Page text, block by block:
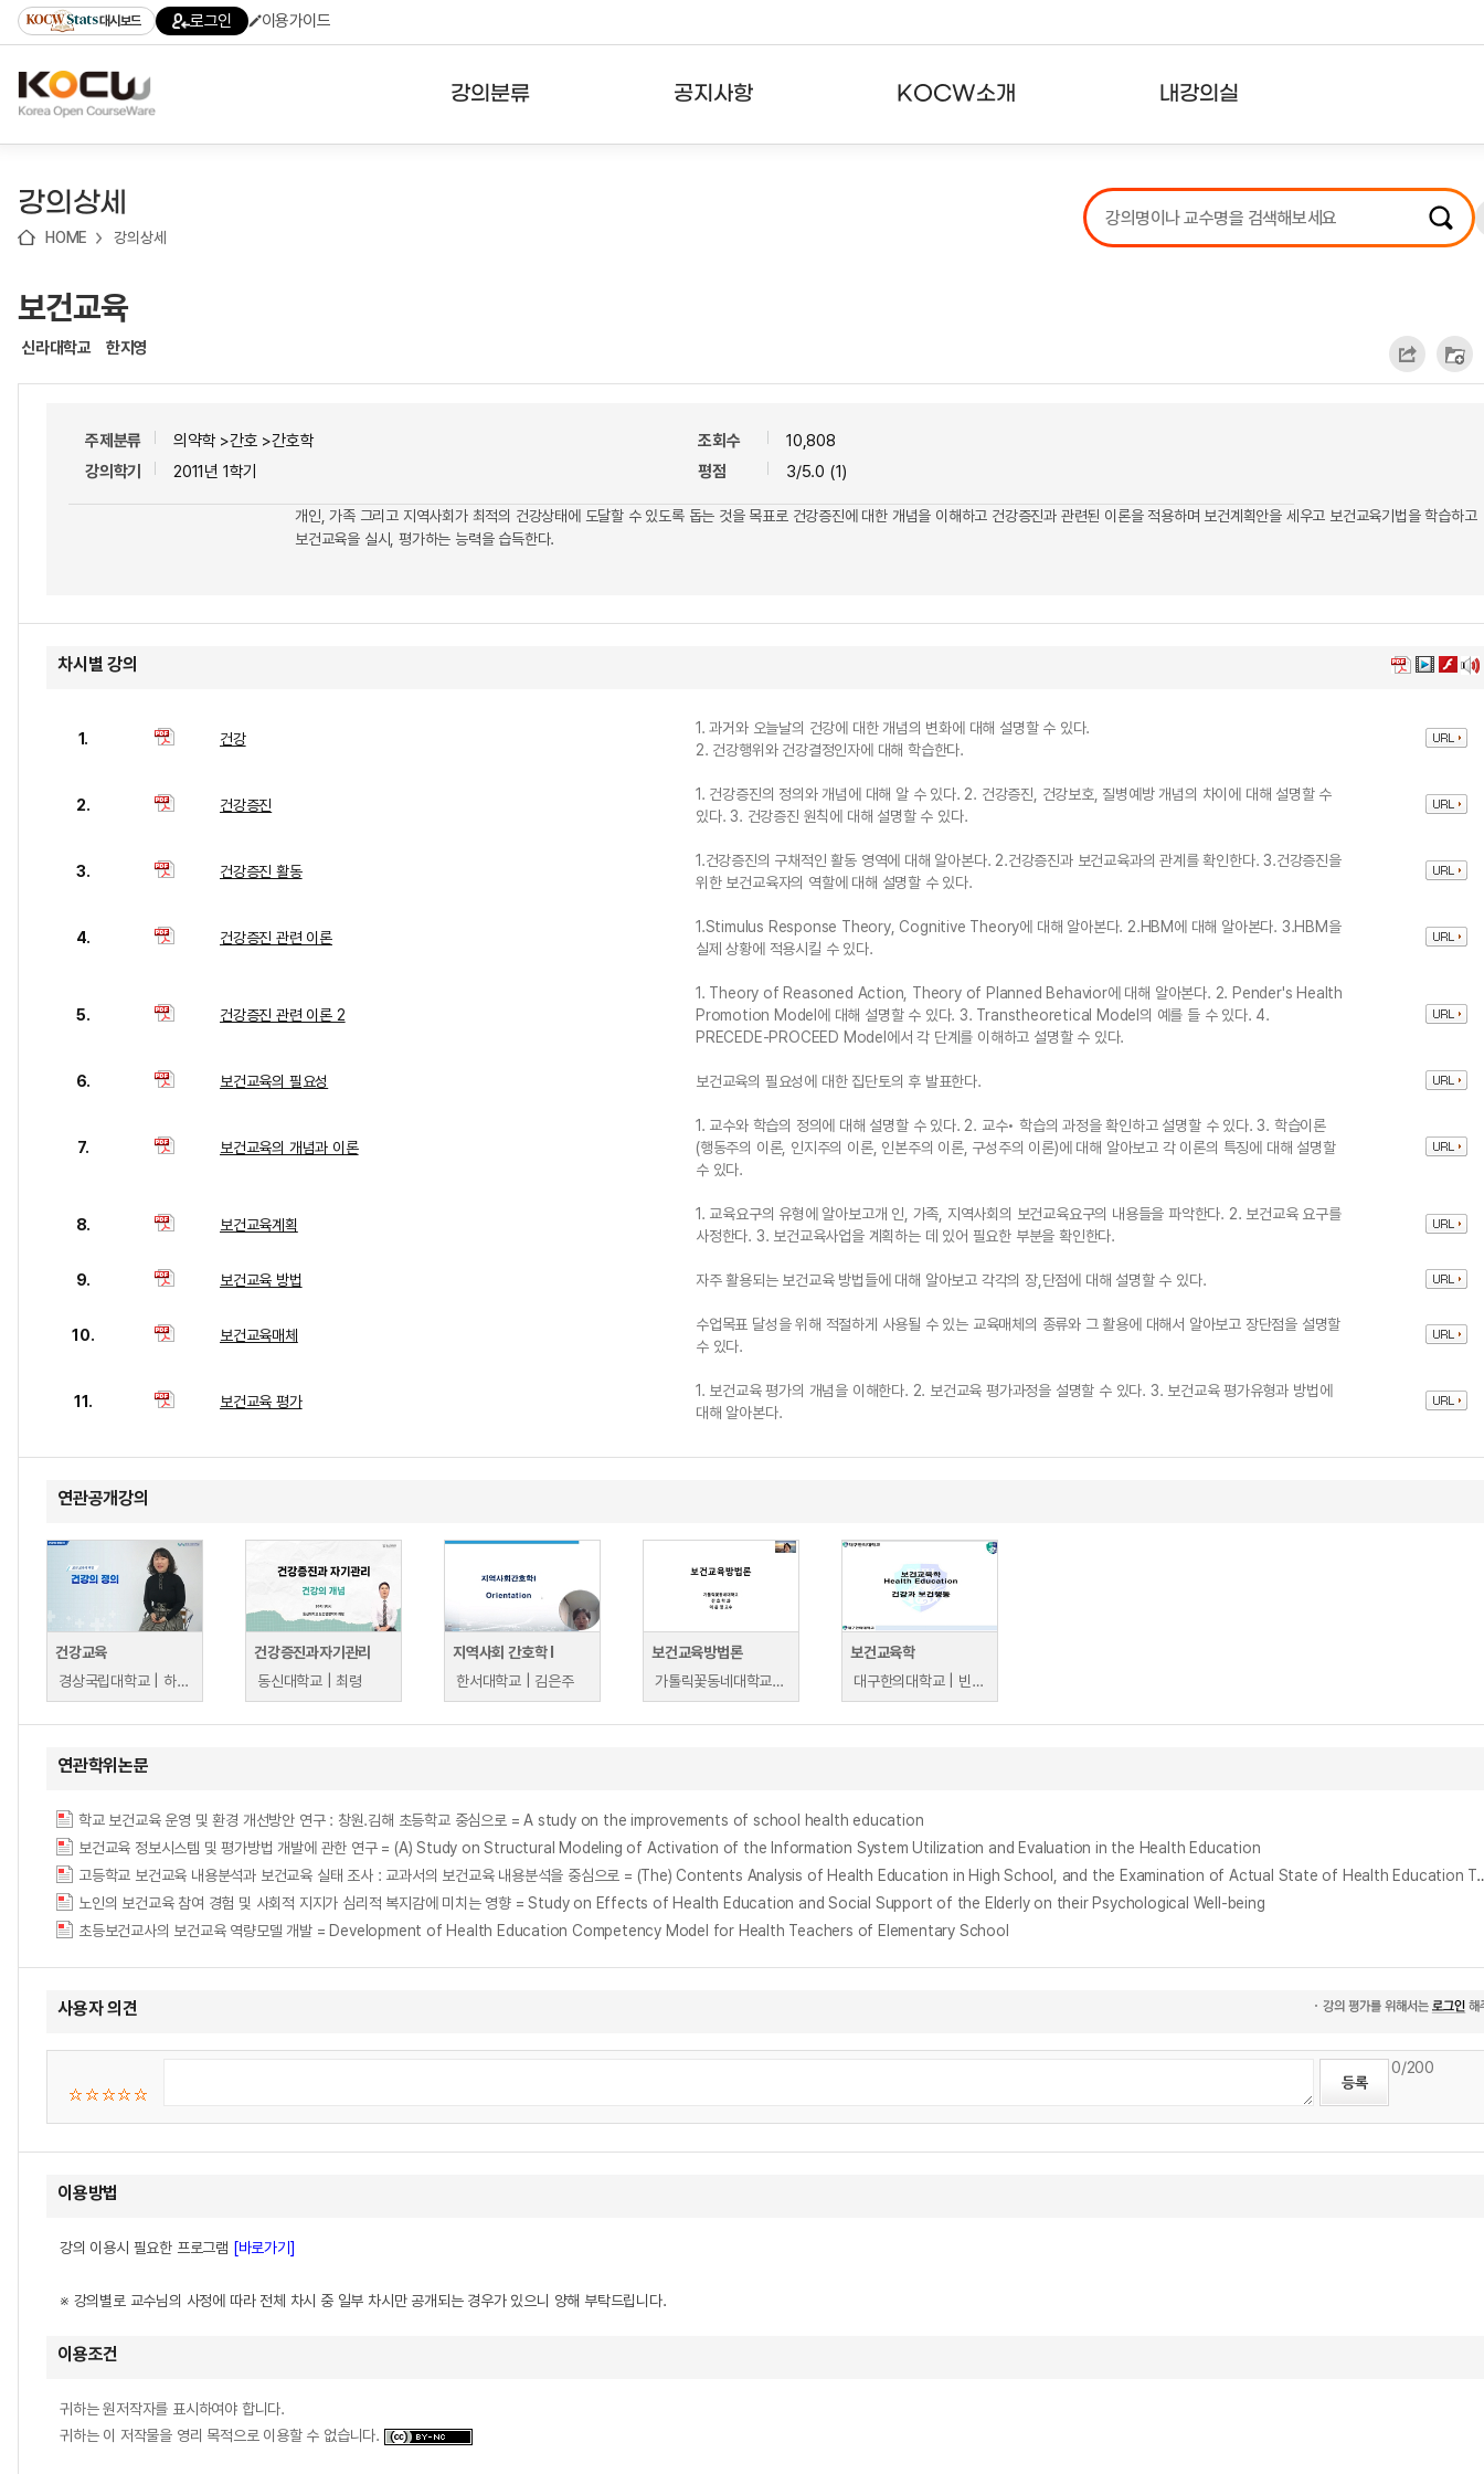
기
기
기
content)
가
대시보드 로그인 이용가이드
강의분류 공지사항 KOCW소개 내강의실
강의리스트
수강확인증강의
강의상세
HOME 강의상세
보건교육
신라대학교 한지영
주제분류
의약학 >간호 >간호학
강의학기
2011년 1학기
조회수
10,808
평점
3/5.0 (1)
개인, 가족 그리고 지역사회가 최적의 건강상태에 도달할 수 있도록 돕는 것을 목표로 건강증진에 대한 개념을 이해하고 건강증진과 관련된 이론을 적용하며 보건계획안을 세우고 보건교육기법을 학습하고
보건교육을 실시, 평가하는 능력을 습득한다.
차시별 강의
1. 건강
1. 과거와 오늘날의 건강에 대한 개념의 변화에 대해 설명할 수 있다.
2. 건강행위와 건강결정인자에 대해 학습한다.
2. 건강증진
1. 건강증진의 정의와 개념에 대해 알 수 있다. 2. 건강증진, 건강보호, 질병예방 개념의 차이에 대해 설명할 수
있다. 3. 건강증진 원칙에 대해 설명할 수 있다.
3. 건강증진 활동
1.건강증진의 구채적인 활동 영역에 대해 알아본다. 2.건강증진과 보건교육과의 관계를 확인한다. 3.건강증진을
위한 보건교육자의 역할에 대해 설명할 수 있다.
4. 건강증진 관련 이론
1.Stimulus Response Theory, Cognitive Theory에 대해 알아본다. 2.HBM에 대해 알아본다. 3.HBM을
실제 상황에 적용시킬 수 있다.
5. 건강증진 관련 이론 2
1. Theory of Reasoned Action, Theory of Planned Behavior에 대해 알아본다. 2. Pender's Health
Promotion Model에 대해 설명할 수 있다. 3. Transtheoretical Model의 예를 들 수 있다. 4.
PRECEDE-PROCEED Model에서 각 단계를 이해하고 설명할 수 있다.
6. 보건교육의 필요성 보건교육의 필요성에 대한 집단토의 후 발표한다.
7. 보건교육의 개념과 이론
1. 교수와 학습의 정의에 대해 설명할 수 있다. 2. 교수• 학습의 과정을 확인하고 설명할 수 있다. 3. 학습이론
(행동주의 이론, 인지주의 이론, 인본주의 이론, 구성주의 이론)에 대해 알아보고 각 이론의 특징에 대해 설명할
수 있다.
8. 보건교육계획
1. 교육요구의 유형에 알아보고개 인, 가족, 지역사회의 보건교육요구의 내용들을 파악한다. 2. 보건교육 요구를
사정한다. 3. 보건교육사업을 계획하는 데 있어 필요한 부분을 확인한다.
9. 보건교육 방법 자주 활용되는 보건교육 방법들에 대해 알아보고 각각의 장,단점에 대해 설명할 수 있다.
10. 보건교육매체
수업목표 달성을 위해 적절하게 사용될 수 있는 교육매체의 종류와 그 활용에 대해서 알아보고 장단점을 설명할
수 있다.
11. 보건교육 평가
1. 보건교육 평가의 개념을 이해한다. 2. 보건교육 평가과정을 설명할 수 있다. 3. 보건교육 평가유형과 방법에
대해 알아본다.
연관공개강의
건강교육
경상국립대학교 | 하영미
건강증진과자기관리
동신대학교 | 최령
지역사회 간호학 I
한서대학교 | 김은주
보건교육방법론
가톨릭꽃동네대학교 | 이은영
보건교육학
대구한의대학교 | 빈성오
연관학위논문
학교 보건교육 운영 및 환경 개선방안 연구 : 창원.김해 초등학교 중심으로 = A study on the improvements of school health education
보건교육 정보시스템 및 평가방법 개발에 관한 연구 = (A) Study on Structural Modeling of Activation of the Information System Utilization and Evaluation in the Health Education
고등학교 보건교육 내용분석과 보건교육 실태 조사 : 교과서의 보건교육 내용분석을 중심으로 = (The)
노인의 보건교육 참여 경험 및 사회적 지지가 심리적 복지감에 미치는 영향 = Study on Effects of Health Education and Social Support of the Elderly on their Psychological Well-being
초등보건교사의 보건교육 역량모델 개발 = Development of Health Education Competency Model for Health Teachers of Elementary School
사용자 의견
0/200
이용방법
강의 이용시 필요한 프로그램 [바로가기]
※ 강의별로 교수님의 사정에 따라 전체 차시 중 일부 차시만 공개되는 경우가 있으니 양해 부탁드립니다.
이용조건
귀하는 원저작자를 표시하여야 합니다.
귀하는 이 저작물을 영리 목적으로 이용할 수 없습니다.